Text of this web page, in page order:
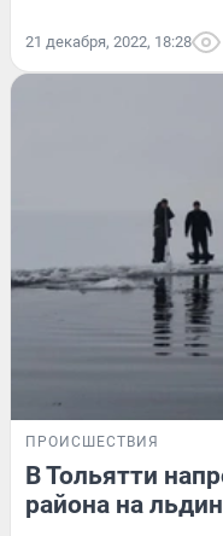
21 декабря, 2022, 18:28
ПРОИСШЕСТВИЯ
В Тольятти
района на